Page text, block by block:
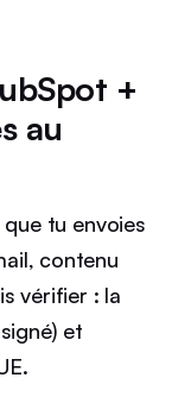
+
au
tu envoies
contenu
vérifier : la
et